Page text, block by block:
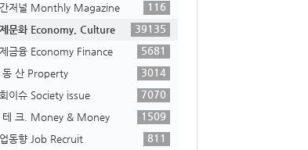
저널 Monthly Magazine
116
문화 Economy, Culture
39135
금융 Economy Finance
5681
동 산 Property
3014
이슈 Society issue
7070
테 크. Money & Money
1509
동향 Job Recruit
811